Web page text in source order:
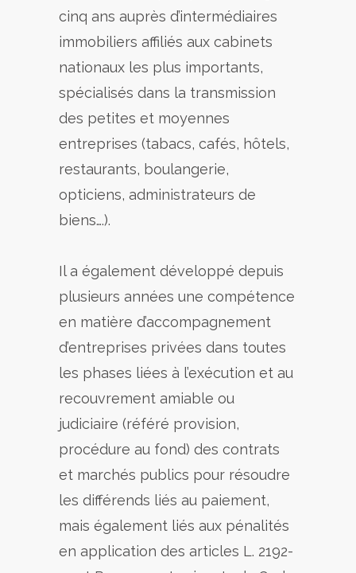
cinq ans auprès d’intermédiaires
immobiliers affiliés aux cabinets
nationaux les plus importants,
spécialisés dans la transmission
des petites et moyennes
entreprises (tabacs, cafés, hôtels,
restaurants, boulangerie,
opticiens, administrateurs de
biens….).
Il a également développé depuis
plusieurs années une compétence
en matière d’accompagnement
d’entreprises privées dans toutes
les phases liées à l’exécution et au
recouvrement amiable ou
judiciaire (référé provision,
procédure au fond) des contrats
et marchés publics pour résoudre
les différends liés au paiement,
mais également liés aux pénalités
en application des articles L. 2192-